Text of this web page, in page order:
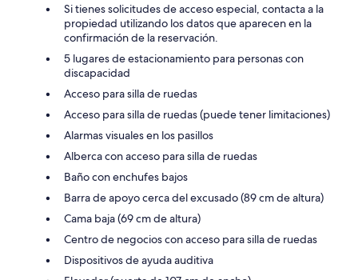
Si tienes solicitudes de acceso especial, contacta a la
propiedad utilizando los datos que aparecen en la
confirmación de la reservación.
5 lugares de estacionamiento para personas con
discapacidad
Acceso para silla de ruedas
Acceso para silla de ruedas (puede tener limitaciones)
Alarmas visuales en los pasillos
Alberca con acceso para silla de ruedas
Baño con enchufes bajos
Barra de apoyo cerca del excusado (89 cm de altura)
Cama baja (69 cm de altura)
Centro de negocios con acceso para silla de ruedas
Dispositivos de ayuda auditiva